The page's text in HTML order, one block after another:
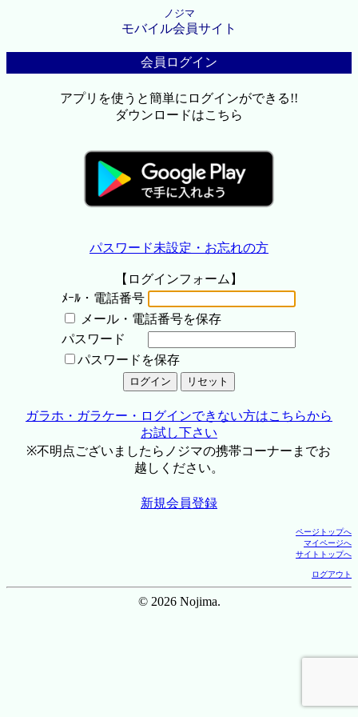
ノジマ
モバイル会員サイト
会員ログイン
アプリを使うと簡単にログインができる!!
ダウンロードはこちら
パスワード未設定・お忘れの方
【ログインフォーム】
ﾒｰﾙ・電話番号
メール・電話番号を保存
パスワード
パスワードを保存
ガラホ・ガラケー・ログインできない方はこちらから
お試し下さい
※不明点ございましたらノジマの携帯コーナーまでお
越しください。
新規会員登録
ページトップへ
マイページへ
サイトトップへ
ログアウト
© 2026 Nojima.